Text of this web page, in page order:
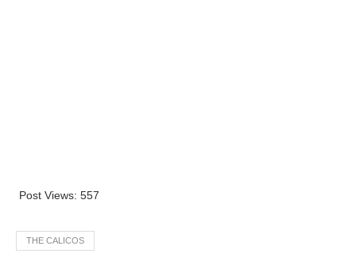
Post Views: 557
THE CALICOS